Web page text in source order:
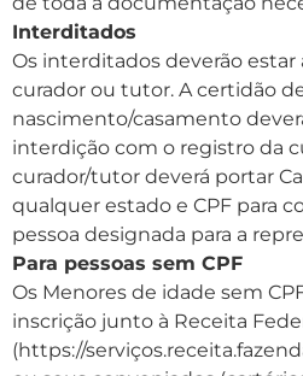
Interditados
Os interditados deverão
curador ou tutor. A certidão
nascimento/casamento
interdição com o registro da
curador/tutor deverá portar
qualquer estado e CPF para
pessoa designada para a
Para pessoas sem CPF
Os Menores de idade sem
inscrição junto à Receita
(https://